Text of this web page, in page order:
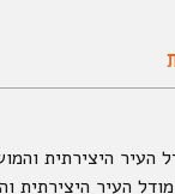
העיר היצירתית
מודל העיר היצירתית